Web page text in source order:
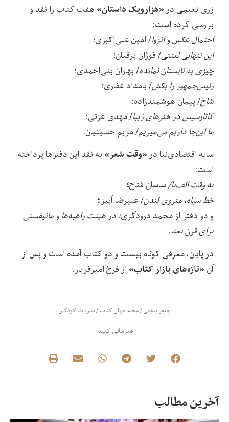
زری نعیمی در «هزارویک داستان» هفت کتاب را نقد و
بررسی کرده است:
احتمال عکس و انزوا/ امین علی‌اکبری؛
این تنهایی لعنتی/ فوژان برقیان؛
چیزی به تابستان نمانده/ بهاران بنی‌احمدی؛
رئیس‌جمهور را بکش/ بامداد غفاری؛
شاخ/ پیمان هوشمندزاده؛
کاتارسیس در هنرهای زیبا/ مهدی عزتی؛
ما این‌جا داریم می‌میریم/ مریم حسینیان.
سایه اقتصادی‌نیا در «وقت شعر» به نقد این دفترها پرداخته
است:
به وقت الف‌با/ساسان فتاح؛
خط سیاه، متروی لندن/ علیرضا آبیز؛
و دو دفتر ازمحمد درودگری: در هیئت راهبه‌ها و مانیفستی
برای قرن بعد.
در پایان، معرفی کوتاه بیست و دو کتاب آمده است و پس از
آن «تازه‌های بازار کتاب» از فرخ امیرفریار.
جعفر بدیعی/مجله جهان کتاب/نشریات کودکان
همرسانی کنید:
آخرین مطالب